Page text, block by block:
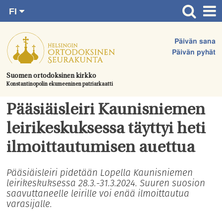
suoraan
sisältöön.
Suomen ortodoksinen kirkko
Konstantinopolin ekumeeninen patriarkaatti
Päivän sana
Päivän pyhät
FI
SV
EN
UA
Etusivu
Ajankohtaista
Juhlat & toimitukset
Kirkot
Apua & tukea
Tule mukaan
Yhteystiedot
Pääsiäisleiri Kaunisniemen
leirikeskuksessa täyttyi heti
ilmoittautumisen auettua
Pääsiäisleiri pidetään Lopella Kaunisniemen
leirikeskuksessa 28.3.-31.3.2024. Suuren suosion
saavuttaneelle leirille voi enää ilmoittautua
varasijalle.